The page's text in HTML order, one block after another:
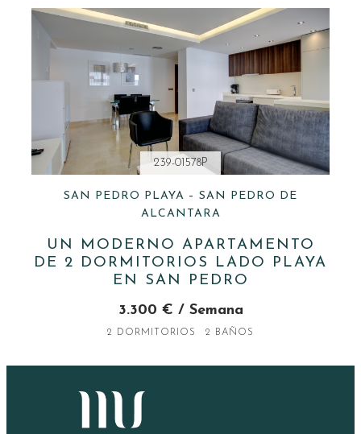
SAN PEDRO PLAYA – SAN PEDRO DE
ALCANTARA
UN MODERNO APARTAMENTO
DE 2 DORMITORIOS LADO PLAYA
EN SAN PEDRO
3.300 € / Semana
2 DORMITORIOS 2 BAÑOS
239-01578P